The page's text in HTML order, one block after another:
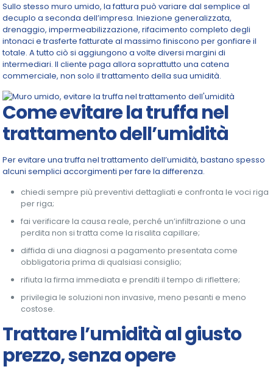
Sullo stesso muro umido, la fattura può variare dal semplice al
decuplo a seconda dell’impresa. Iniezione generalizzata,
drenaggio, impermeabilizzazione, rifacimento completo degli
intonaci e trasferte fatturate al massimo finiscono per gonfiare il
totale. A tutto ciò si aggiungono a volte diversi margini di
intermediari. Il cliente paga allora soprattutto una catena
commerciale, non solo il trattamento della sua umidità.
Come evitare la truffa nel
trattamento dell’umidità
Per evitare una truffa nel trattamento dell’umidità, bastano spesso
alcuni semplici accorgimenti per fare la differenza.
chiedi sempre più preventivi dettagliati e confronta le voci riga
per riga;
fai verificare la causa reale, perché un’infiltrazione o una
perdita non si tratta come la risalita capillare;
diffida di una diagnosi a pagamento presentata come
obbligatoria prima di qualsiasi consiglio;
rifiuta la firma immediata e prenditi il tempo di riflettere;
privilegia le soluzioni non invasive, meno pesanti e meno
costose.
Trattare l’umidità al giusto
prezzo, senza opere